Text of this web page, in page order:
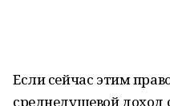
Если сейчас этим
среднедушевой доход